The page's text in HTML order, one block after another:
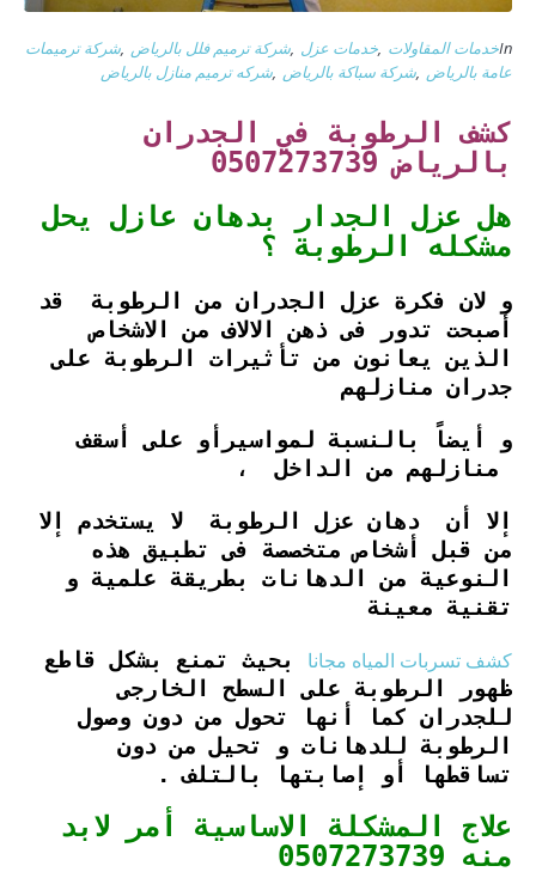
Inخدمات المقاولات ,خدمات عزل ,شركة ترميم فلل بالرياض ,شركة ترميمات
عامة بالرياض ,شركة سباكة بالرياض ,شركه ترميم منازل بالرياض
كشف الرطوبة في الجدران
بالرياض 0507273739
هل عزل الجدار بدهان عازل يحل
مشكله الرطوبة ؟
و لان فكرة عزل الجدران من الرطوبة قد
أصبحت تدور فى ذهن الالاف من الاشخاص
الذين يعانون من تأثيرات الرطوبة على
جدران منازلهم
و أيضاً بالنسبة لمواسيرأو على أسقف
منازلهم من الداخل ،
إلا أن دهان عزل الرطوبة لا يستخدم إلا
من قبل أشخاص متخصصة فى تطبيق هذه
النوعية من الدهانات بطريقة علمية و
تقنية معينة
كشف تسربات المياه مجانا بحيث تمنع بشكل قاطع
ظهور الرطوبة على السطح الخارجى
للجدران كما أنها تحول من دون وصول
الرطوبة للدهانات و تحيل من دون
تساقطها أو إصابتها بالتلف .
علاج المشكلة الاساسية أمر لابد
منه 0507273739